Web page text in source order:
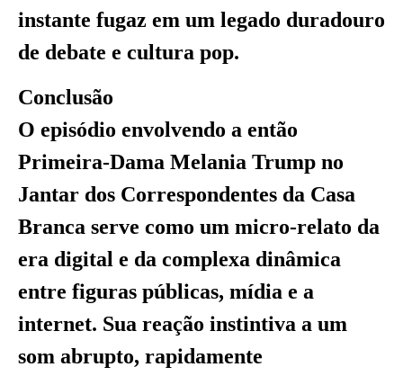
instante fugaz em um legado duradouro
de debate e cultura pop.
Conclusão
O episódio envolvendo a então
Primeira-Dama Melania Trump no
Jantar dos Correspondentes da Casa
Branca serve como um micro-relato da
era digital e da complexa dinâmica
entre figuras públicas, mídia e a
internet. Sua reação instintiva a um
som abrupto, rapidamente